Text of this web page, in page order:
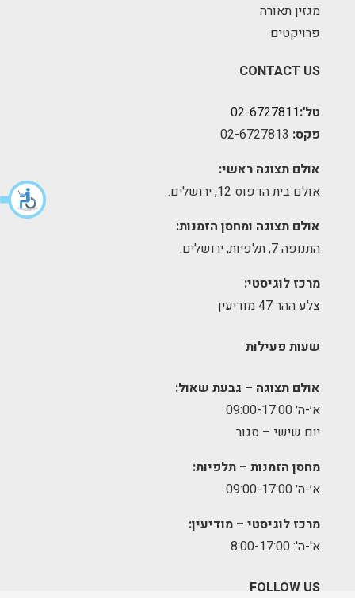
מגזין תאורה
פרויקטים
CONTACT US
טל':02-6727811
פקס:
אולם תצוגה ראשי:
אולם בית הדפוס 12, ירושלים.
אולם תצוגה ומחסן הזמנות:
התנופה 7, תלפיות, ירושלים.
מרכז לוגיסטי:
צלע ההר 47 מודיעין
שעות פעילות
אולם תצוגה – גבעת שאול:
א׳-ה׳ 09:00-17:00
יום שישי – סגור
מחסן הזמנות – תלפיות:
א׳-ה׳ 09:00-17:00
מרכז לוגיסטי – מודיעין:
א'-ה': 8:00-17:00
FOLLOW US